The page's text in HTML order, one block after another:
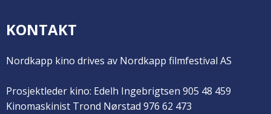
KONTAKT
Nordkapp kino drives av Nordkapp filmfestival AS
Prosjektleder kino: Edelh Ingebrigtsen 905 48 459
Kinomaskinist Trond Nørstad 976 62 473